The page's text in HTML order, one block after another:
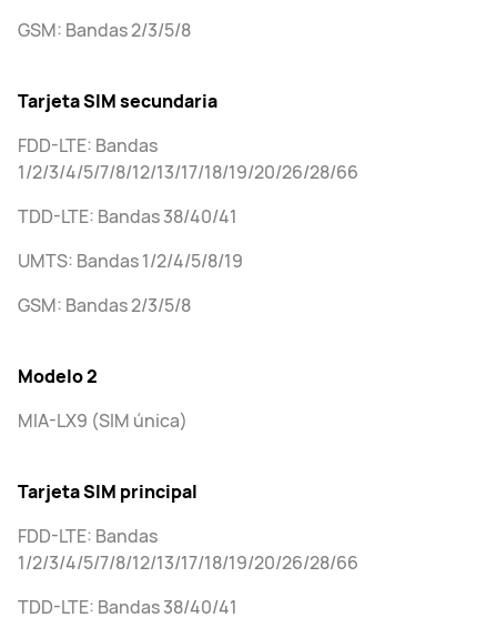
GSM: Bandas 2/3/5/8
Tarjeta SIM secundaria
FDD-LTE: Bandas
1/2/3/4/5/7/8/12/13/17/18/19/20/26/28/66
TDD-LTE: Bandas 38/40/41
UMTS: Bandas 1/2/4/5/8/19
GSM: Bandas 2/3/5/8
Modelo 2
MIA-LX9 (SIM única)
Tarjeta SIM principal
FDD-LTE: Bandas
1/2/3/4/5/7/8/12/13/17/18/19/20/26/28/66
TDD-LTE: Bandas 38/40/41